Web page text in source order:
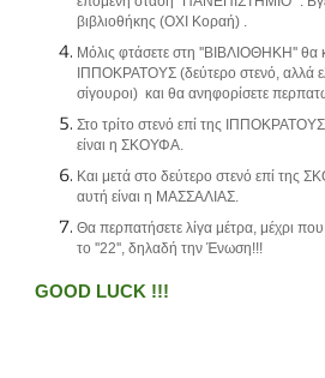
βιβλιοθήκης (ΟΧΙ Κοραή) .
Μόλις φτάσετε στη ''ΒΙΒΛΙΟΘΗΚΗ'' θα
ΙΠΠΟΚΡΑΤΟΥΣ (δεύτερο στενό, αλλά
σίγουροι) και θα ανηφορίσετε
Στο τρίτο στενό επί της ΙΠΠΟΚΡΑΤΟΥΣ
είναι η ΣΚΟΥΦΑ.
Και μετά στο δεύτερο στενό επί της
αυτή είναι η ΜΑΣΣΑΛΙΑΣ.
Θα περπατήσετε λίγα μέτρα, μέχρι που
το ''22'', δηλαδή την Ένωση!!!
GOOD LUCK !!!